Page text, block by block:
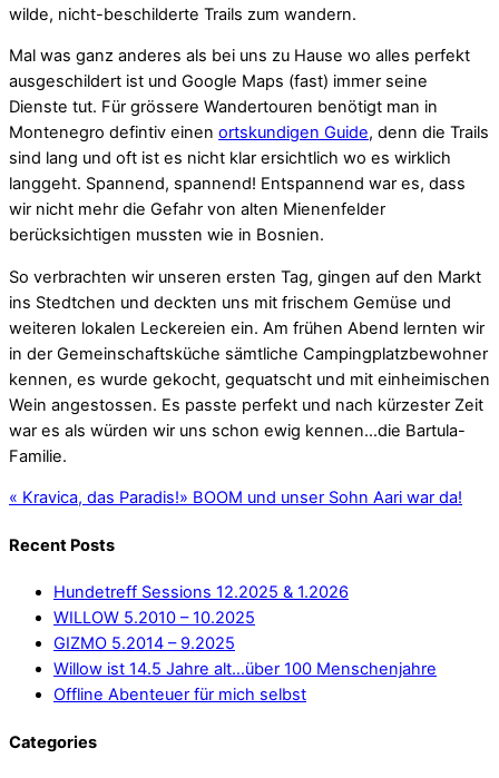
wilde, nicht-beschilderte Trails zum wandern.
Mal was ganz anderes als bei uns zu Hause wo alles perfekt
ausgeschildert ist und Google Maps (fast) immer seine
Dienste tut. Für grössere Wandertouren benötigt man in
Montenegro defintiv einen ortskundigen Guide, denn die Trails
sind lang und oft ist es nicht klar ersichtlich wo es wirklich
langgeht. Spannend, spannend! Entspannend war es, dass
wir nicht mehr die Gefahr von alten Mienenfelder
berücksichtigen mussten wie in Bosnien.
So verbrachten wir unseren ersten Tag, gingen auf den Markt
ins Stedtchen und deckten uns mit frischem Gemüse und
weiteren lokalen Leckereien ein. Am frühen Abend lernten wir
in der Gemeinschaftsküche sämtliche Campingplatzbewohner
kennen, es wurde gekocht, gequatscht und mit einheimischen
Wein angestossen. Es passte perfekt und nach kürzester Zeit
war es als würden wir uns schon ewig kennen…die Bartula-
Familie.
« Kravica, das Paradis!» BOOM und unser Sohn Aari war da!
Recent Posts
Hundetreff Sessions 12.2025 & 1.2026
WILLOW 5.2010 – 10.2025
GIZMO 5.2014 – 9.2025
Willow ist 14.5 Jahre alt…über 100 Menschenjahre
Offline Abenteuer für mich selbst
Categories